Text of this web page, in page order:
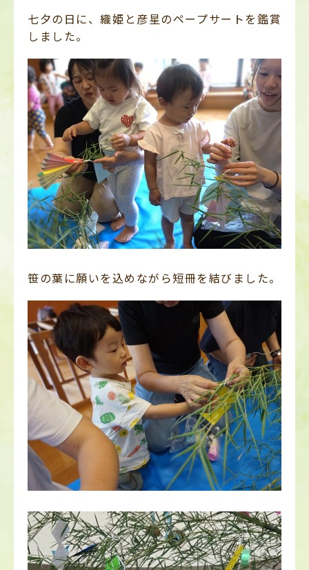
七夕の日に、織姫と彦星のペープサートを鑑賞
しました。
笹の葉に願いを込めながら短冊を結びました。